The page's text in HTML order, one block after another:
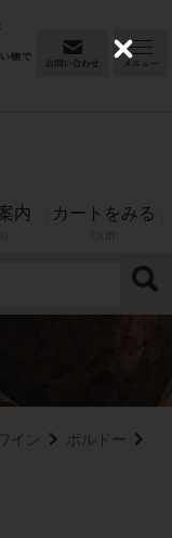
ティション
クストレングスが
物で
内 カートをみる
イン
ボルドー
C